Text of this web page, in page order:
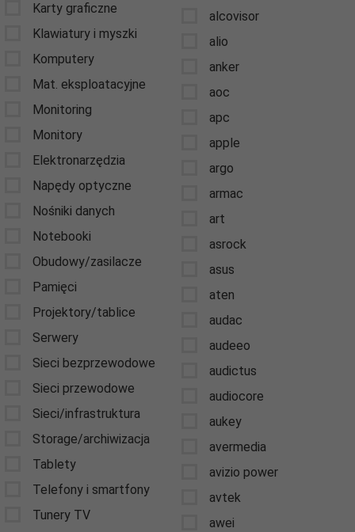
Karty graficzne
Klawiatury i myszki
Komputery
Mat. eksploatacyjne
Monitoring
Monitory
Elektronarzędzia
Napędy optyczne
Nośniki danych
Notebooki
Obudowy/zasilacze
Pamięci
Projektory/tablice
Serwery
Sieci bezprzewodowe
Sieci przewodowe
Sieci/infrastruktura
Storage/archiwizacja
Tablety
Telefony i smartfony
Tunery TV
alcovisor
alio
anker
aoc
apc
apple
argo
armac
art
asrock
asus
aten
audac
audeeo
audictus
audiocore
aukey
avermedia
avizio power
avtek
awei